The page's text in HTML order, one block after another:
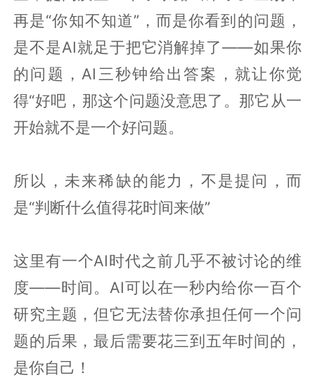
再是“你知不知道”，而是你看到的问题，
是不是AI就足于把它消解掉了——如果你
的问题，AI三秒钟给出答案，就让你觉
得“好吧，那这个问题没意思了。那它从一
开始就不是一个好问题。
所以，未来稀缺的能力，不是提问，而
是“判断什么值得花时间来做”
这里有一个AI时代之前几乎不被讨论的维
度——时间。AI可以在一秒内给你一百个
研究主题，但它无法替你承担任何一个问
题的后果，最后需要花三到五年时间的，
是你自己！